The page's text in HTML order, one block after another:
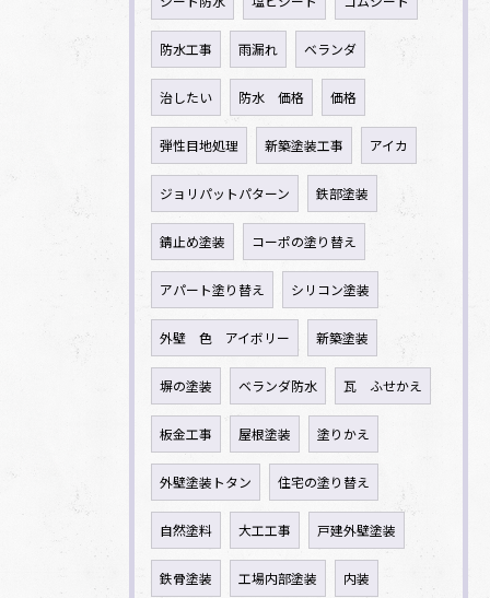
防水工事 雨漏れ ベランダ
治したい 防水 価格 価格
弾性目地処理 新築塗装工事 アイカ
ジョリパットパターン 鉄部塗装
錆止め塗装 コーポの塗り替え
アパート塗り替え シリコン塗装
外壁 色 アイボリー 新築塗装
塀の塗装 ベランダ防水 瓦 ふせかえ
板金工事 屋根塗装 塗りかえ
外壁塗装トタン 住宅の塗り替え
自然塗料 大工工事 戸建外壁塗装
鉄骨塗装 工場内部塗装 内装